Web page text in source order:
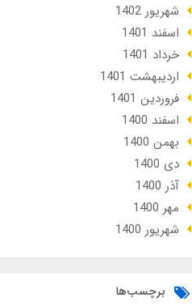
شهریور 1402
اسفند 1401
خرداد 1401
ارديبهشت 1401
فروردین 1401
اسفند 1400
بهمن 1400
دی 1400
آذر 1400
مهر 1400
شهریور 1400
برچسب‌ها